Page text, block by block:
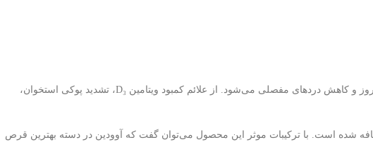
کپسول آوودین هولیستیکا به مدت ۳ ماه تا ۳ سال و با تحریک ساخت کلاژن و پروتئوگلیکان باعث بازسازی غضروف، کاهش سرعت پیشرفت آرتروز و کاهش دردهای مفصلی می‌شود. از علائم کمبود ویتامین D₃، تشدید پوکی استخوان،
ویتامین به قرص اودین اضافه شده است. با ترکیبات موثر این محصول می‌توان گفت که آوودین در دسته بهترین قرص